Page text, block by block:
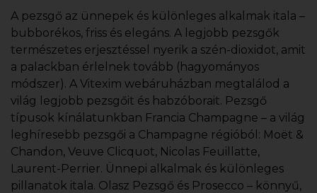
A pezsgő az ünnepek és különleges alkalmak itala –
bubborékos, friss és elegáns. A legjobb pezsgők
természetes erjesztéssel nyerik a szén-dioxidot, amit
a palackban érlelnek tovább (hagyományos
módszer). A Vitexim webáruházban megtalálod a
világ legjobb pezsgőit és habzóborait. Pezsgő
típusok kínálatunkban Francia Champagne – a világ
leghíresebb pezsgői a Champagne régióból: Moët &
Chandon, Veuve Clicquot, Nicolas Feuillatte,
Laurent-Perrier. Ünnepi alkalmak és különleges
pillanatok itala. Olasz Pezsgő és Prosecco – könnyű,